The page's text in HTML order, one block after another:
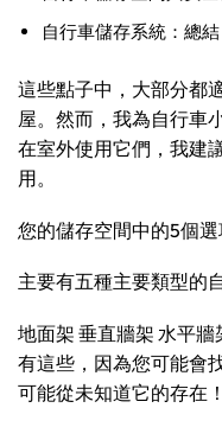
自行車儲存系統：總結
這些點子中，大部分都
屋。然而，我為自行車
在室外使用它們，我建
用。
您的儲存空間中的5個
主要有五種主要類型的
地面架 垂直牆架 水平
有這些，因為您可能會
可能從未知道它的存在！